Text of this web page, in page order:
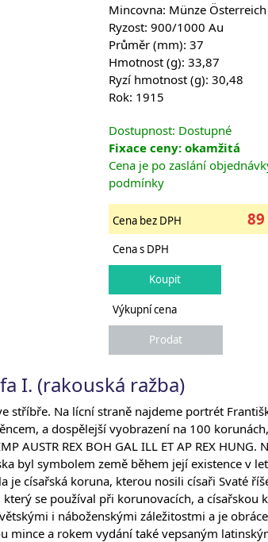
Mincovna: Münze Österreich
Ryzost: 900/1000 Au
Průměr (mm): 37
Hmotnost (g): 33,87
Ryzí hmotnost (g): 30,48
Rok: 1915
Dostupnost: Dostupné
Fixace ceny: okamžitá
Cena je po zaslání
podmínky
Cena bez DPH
Cena s DPH
Výkupní cena
I. (rakouská ražba)
stříbře. Na lícní straně najdeme portrét
a dospělejší vyobrazení na 100
AUSTR REX BOH GAL ILL ET AP REX
byl symbolem země během její existence v
je císařská koruna, kterou nosili císaři Svaté
se používal při korunovacích, a císařskou
i náboženskými záležitostmi a je
mince a rokem vydání také vepsaným